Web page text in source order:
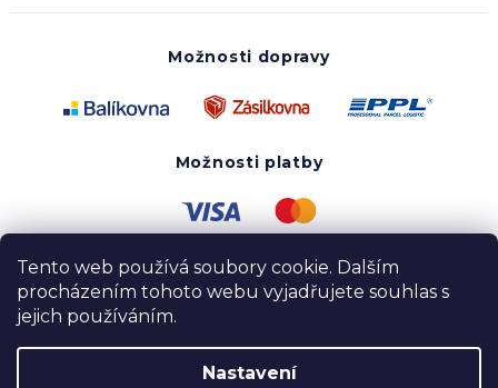
Tento web používá soubory cookie. Dalším
procházením tohoto webu vyjadřujete souhlas s
jejich používáním.
Nastavení
Možnosti dopravy
Možnosti platby